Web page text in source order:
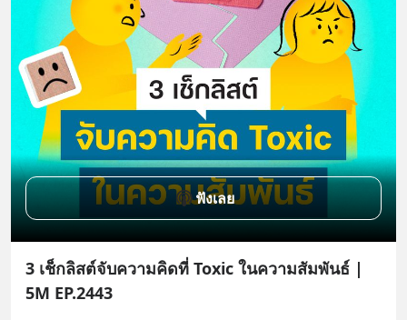
ฟังเลย
3 เช็กลิสต์จับความคิดที่ Toxic ในความสัมพันธ์ |
5M EP.2443